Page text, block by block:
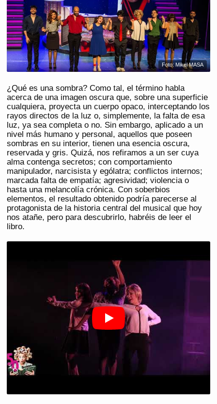
Foto: Mikel MASA
¿Qué es una sombra? Como tal, el término habla
acerca de una imagen oscura que, sobre una superficie
cualquiera, proyecta un cuerpo opaco, interceptando los
rayos directos de la luz o, simplemente, la falta de esa
luz, ya sea completa o no. Sin embargo, aplicado a un
nivel más humano y personal, aquellos que poseen
sombras en su interior, tienen una esencia oscura,
reservada y gris. Quizá, nos refiramos a un ser cuya
alma contenga secretos; con comportamiento
manipulador, narcisista y ególatra; conflictos internos;
marcada falta de empatía; agresividad; violencia o
hasta una melancolía crónica. Con soberbios
elementos, el resultado obtenido podría parecerse al
protagonista de la historia central del musical que hoy
nos atañe, pero para descubrirlo, habréis de leer el
libro.